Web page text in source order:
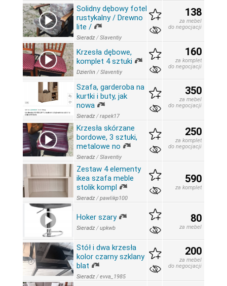
Solidny dębowy fotel
rustykalny / Drewno
lite /
Sieradz /Slaventiy
138
za mebel
do negocjacji
Krzesła dębowe,
komplet 4 sztuki
Dzierlin /Slaventiy
160
za komplet
do negocjacji
Szafa, garderoba na
kurtki i buty, jak
nowa
Sieradz /rapek17
350
za mebel
do negocjacji
Krzesła skórzane
bordowe, 3 sztuki,
metalowe no
Sieradz /Slaventiy
250
za komplet
do negocjacji
Zestaw 4 elementy
ikea szafa meble
stolik kompl
Sieradz /pawlikp100
590
za komplet
Hoker szary
Sieradz /upkwb
80
za mebel
Stół i dwa krzesła
kolor czarny szklany
blat
Sieradz /evva_1985
200
za mebel
do negocjacji